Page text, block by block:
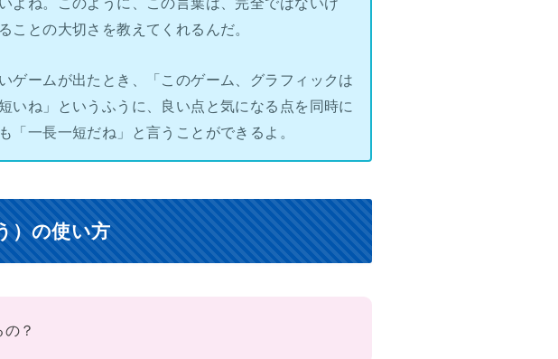
ことの大切さを教えてくれるんだ。
ゲームが出たとき、「このゲーム、グラフィックは
いね」というふうに、良い点と気になる点を同時に
一長一短だね」と言うことができるよ。
）の使い方
？